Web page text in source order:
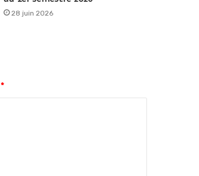
28 juin 2026
*